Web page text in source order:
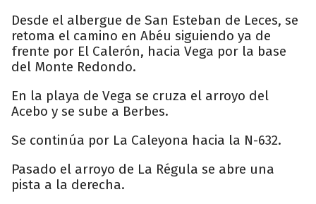
Desde el albergue de San Esteban de Leces, se
retoma el camino en Abéu siguiendo ya de
frente por El Calerón, hacia Vega por la base
del Monte Redondo.
En la playa de Vega se cruza el arroyo del
Acebo y se sube a Berbes.
Se continúa por La Caleyona hacia la N-632.
Pasado el arroyo de La Régula se abre una
pista a la derecha.